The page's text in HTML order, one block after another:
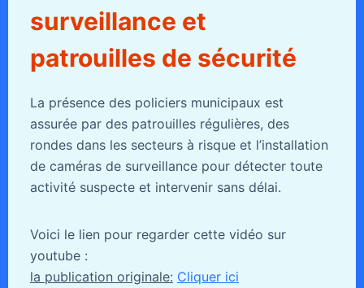
surveillance et
patrouilles de sécurité
La présence des policiers municipaux est
assurée par des patrouilles régulières, des
rondes dans les secteurs à risque et l’installation
de caméras de surveillance pour détecter toute
activité suspecte et intervenir sans délai.
Voici le lien pour regarder cette vidéo sur
youtube :
la publication originale: Cliquer ici